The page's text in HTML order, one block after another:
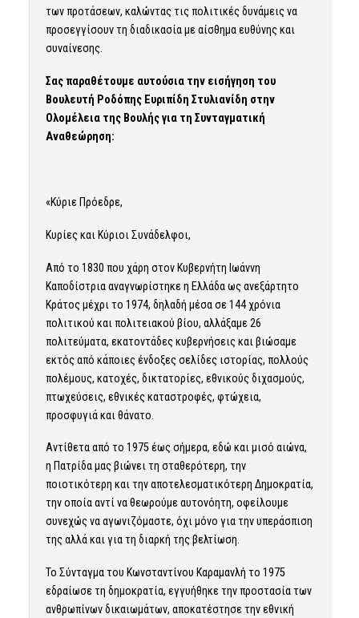
των προτάσεων, καλώντας τις πολιτικές δυνάμεις να
προσεγγίσουν τη διαδικασία με αίσθημα ευθύνης και
συναίνεσης.
Σας παραθέτουμε αυτούσια την εισήγηση του
Βουλευτή Ροδόπης Ευριπίδη Στυλιανίδη στην
Ολομέλεια της Βουλής για τη Συνταγματική
Αναθεώρηση:
«Κύριε Πρόεδρε,
Κυρίες και Κύριοι Συνάδελφοι,
Από το 1830 που χάρη στον Κυβερνήτη Ιωάννη
Καποδίστρια αναγνωρίστηκε η Ελλάδα ως ανεξάρτητο
Κράτος μέχρι το 1974, δηλαδή μέσα σε 144 χρόνια
πολιτικού και πολιτειακού βίου, αλλάξαμε 26
πολιτεύματα, εκατοντάδες κυβερνήσεις και βιώσαμε
εκτός από κάποιες ένδοξες σελίδες ιστορίας, πολλούς
πολέμους, κατοχές, δικτατορίες, εθνικούς διχασμούς,
πτωχεύσεις, εθνικές καταστροφές, φτώχεια,
προσφυγιά και θάνατο.
Αντίθετα από το 1975 έως σήμερα, εδώ και μισό αιώνα,
η Πατρίδα μας βιώνει τη σταθερότερη, την
ποιοτικότερη και την αποτελεσματικότερη Δημοκρατία,
την οποία αντί να θεωρούμε αυτονόητη, οφείλουμε
συνεχώς να αγωνιζόμαστε, όχι μόνο για την υπεράσπιση
της αλλά και για τη διαρκή της βελτίωση.
Το Σύνταγμα του Κωνσταντίνου Καραμανλή το 1975
εδραίωσε τη δημοκρατία, εγγυήθηκε την προστασία των
ανθρωπίνων δικαιωμάτων, αποκατέστησε την εθνική